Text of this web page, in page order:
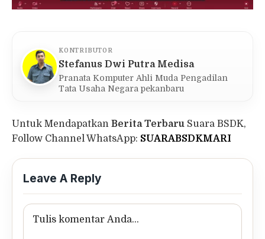
KONTRIBUTOR
Stefanus Dwi Putra Medisa
Pranata Komputer Ahli Muda Pengadilan
Tata Usaha Negara pekanbaru
Untuk Mendapatkan Berita Terbaru Suara BSDK,
Follow Channel WhatsApp: SUARABSDKMARI
Leave A Reply